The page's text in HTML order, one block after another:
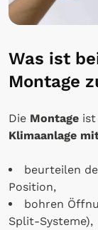
Was ist
Montage
Die Montage
Klimaanlage
beurteilen
Position,
bohren
Split-Systeme),